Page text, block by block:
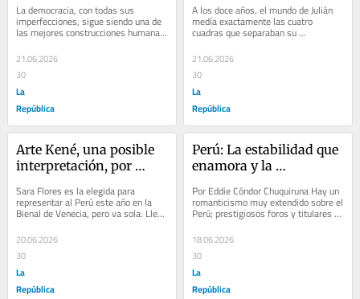
La democracia, con todas sus
imperfecciones, sigue siendo una de
las mejores construcciones humanas.
No es una promesa mágica ni un
estado permanente...
21.06.2026
30
La
República
Sialer
A los doce años, el mundo de Julián
medía exactamente las cuatro
cuadras que separaban su
departamento, en el cuarto piso de un
viejo edificio en...
21.06.2026
30
La
República
Arte Kené, una posible
interpretación, por
Sara Flores es la elegida para
representar al Perú este año en la
Bienal de Venecia, pero va sola. Lleva
como obra telas con los diseños
kené,...
20.06.2026
30
La
República
Perú: La estabilidad que
enamora y la
Por Eddie Cóndor Chuquiruna Hay un
romanticismo muy extendido sobre el
Perú; prestigiosos foros y titulares
internacionales celebran su...
18.06.2026
30
La
República